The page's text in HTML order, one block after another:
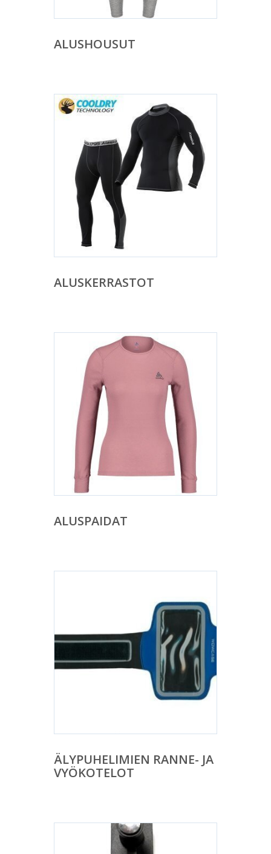
ALUSHOUSUT
ALUSKERRASTOT
ALUSPAIDAT
ÄLYPUHELIMIEN RANNE- JA
VYÖKOTELOT